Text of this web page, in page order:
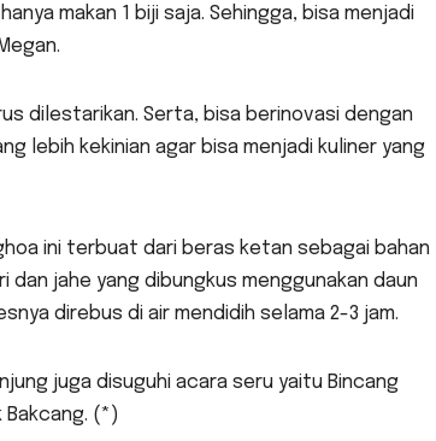
makan 1 biji saja. Sehingga, bisa menjadi
dilestarikan. Serta, bisa berinovasi dengan
lebih kekinian agar bisa menjadi kuliner yang
ini terbuat dari beras ketan sebagai bahan
jahe yang dibungkus menggunakan daun
direbus di air mendidih selama 2-3 jam.
juga disuguhi acara seru yaitu Bincang
Bakcang. (*)